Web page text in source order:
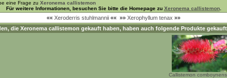
eine Frage zu Xeronema callistemon
Für weitere Informationen, besuchen Sie bitte die Homepage zu Xeronema callistemon.
«« Xeroderris stuhlmannii «« »» Xerophyllum tenax »»
die Xeronema callistemon gekauft haben, haben auch folgende Produkte
Callistemon